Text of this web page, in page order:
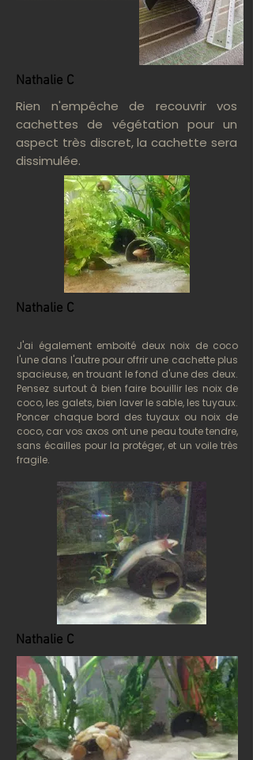
Nathalie C
Rien n'empêche de recouvrir vos
cachettes de végétation pour un
aspect très discret, la cachette sera
dissimulée.
Nathalie C
J'ai également emboité deux noix de coco
l'une dans l'autre pour offrir une cachette plus
spacieuse, en trouant le fond d'une des deux.
Pensez surtout à bien faire bouillir les noix de
coco, les galets, bien laver le sable, les tuyaux.
Poncer chaque bord des tuyaux ou noix de
coco, car vos axos ont une peau toute tendre,
sans écailles pour la protéger, et un voile très
fragile.
Nathalie C